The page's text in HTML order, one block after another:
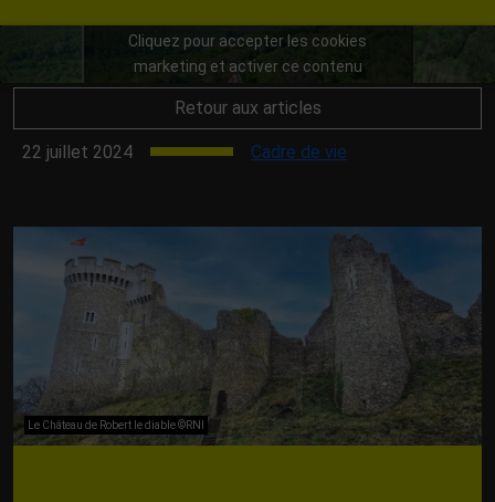
Cliquez pour accepter les cookies
marketing et activer ce contenu
Retour aux articles
22 juillet 2024 Cadre de vie
Le Château de Robert le diable ©RNI